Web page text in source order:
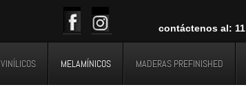
contáctenos al: 11
VINÍLICOS MELAMÍNICOS MADERAS PREFINISHED